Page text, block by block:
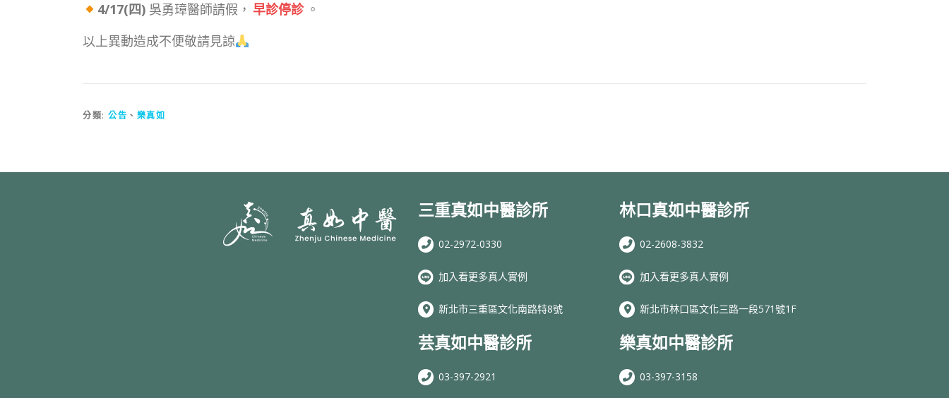
4/17(四)吳勇璋醫師請假， 早診停診 。
以上異動造成不便敬請見諒
分類: 公告 、 樂真如
三重真如中醫診所
02-2972-0330
加入看更多真人實例
新北市三重區文化南路特8號
芸真如中醫診所
03-397-2921
林口真如中醫診所
02-2608-3832
加入看更多真人實例
新北市林口區文化三路一段571號1F
樂真如中醫診所
03-397-3158